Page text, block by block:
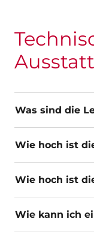
Was sind die
Wie hoch ist
Wie hoch ist
Wie kann ich